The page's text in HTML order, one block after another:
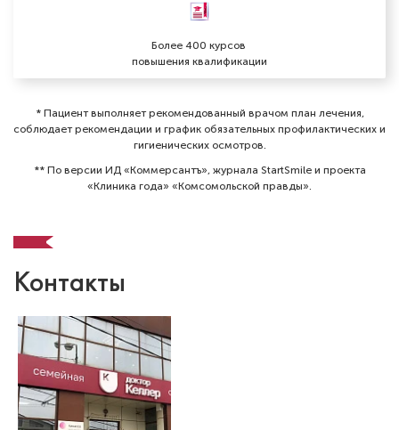
Арутюнян Асмик Аветисовна
Стоматолог-ортодонт
Специальность: детская ортодонтия,
Стаж работы: 3 года
Бактыбеков Бекзат Бактыбекович
Стоматолог-ортодонт
Более 400 курсов
повышения квалификации
* Пациент выполняет рекомендованный врачом план лечения,
соблюдает рекомендации и график обязательных профилактических и
гигиенических осмотров⁠.
** По версии ИД «Коммерсантъ», журнала StartSmile и проекта
«Клиника года» «Комсомольской правды».
Контакты